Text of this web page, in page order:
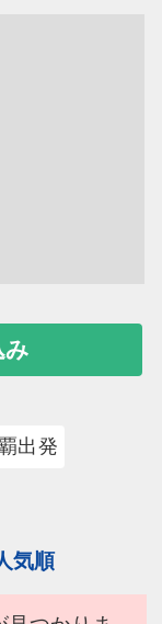
み
出発
気順